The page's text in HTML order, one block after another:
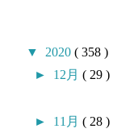
▼ 2020( 358 )
► 12月( 29 )
► 11月( 28 )